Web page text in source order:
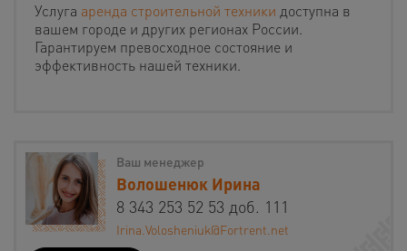
Услуга аренда строительной техники доступна в
вашем городе и других регионах России.
Гарантируем превосходное состояние и
эффективность нашей техники.
Ваш менеджер
Волошенюк Ирина
8 343 253 52 53 доб. 111
Irina.Volosheniuk@Fortrent.net